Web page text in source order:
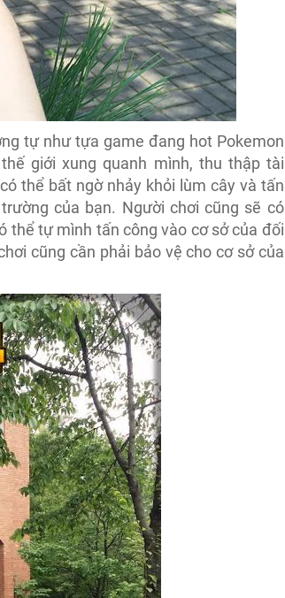
tự như tựa game đang hot Pokemon
giới xung quanh mình, thu thập tài
thể bất ngờ nhảy khỏi lùm cây và tấn
của bạn. Người chơi cũng sẽ có
thể tự mình tấn công vào cơ sở của đối
cũng cần phải bảo vệ cho cơ sở của